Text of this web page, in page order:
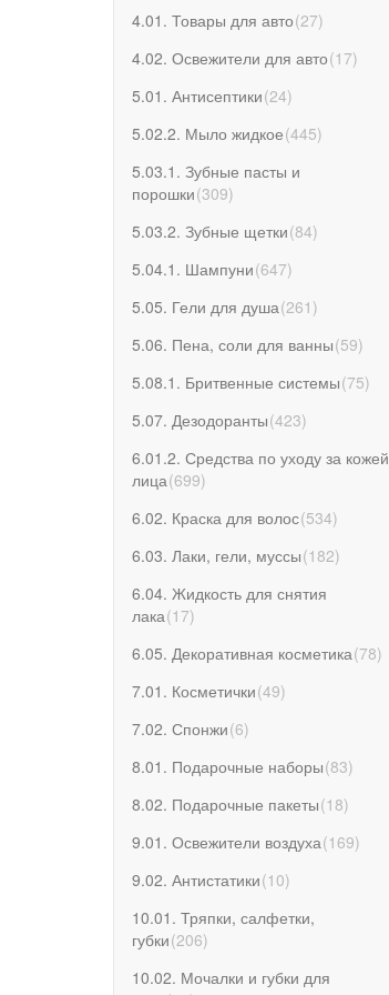
4.01. Товары для авто(27)
4.02. Освежители для авто(17)
5.01. Антисептики(24)
5.02.2. Мыло жидкое(445)
5.03.1. Зубные пасты и
порошки(309)
5.03.2. Зубные щетки(84)
5.04.1. Шампуни(647)
5.05. Гели для душа(261 )
5.06. Пена, соли для ванны(59)
5.08.1. Бритвенные системы(75)
5.07. Дезодоранты(423)
6.01.2. Средства по уходу за кожей
лица(699)
6.02. Краска для волос(534)
6.03. Лаки, гели, муссы(182)
6.04. Жидкость для снятия
лака(17)
6.05. Декоративная косметика(78)
7.01. Косметички(49)
7.02. Спонжи(6)
8.01. Подарочные наборы(83)
8.02. Подарочные пакеты(18)
9.01. Освежители воздуха(169)
9.02. Антистатики(10)
10.01. Тряпки, салфетки,
губки(206)
10.02. Мочалки и губки для